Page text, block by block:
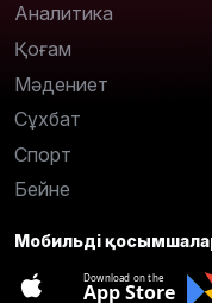
Аналитика
Қоғам
Мәдениет
Сұхбат
Спорт
Бейне
Мобильді
Download on the
App Store